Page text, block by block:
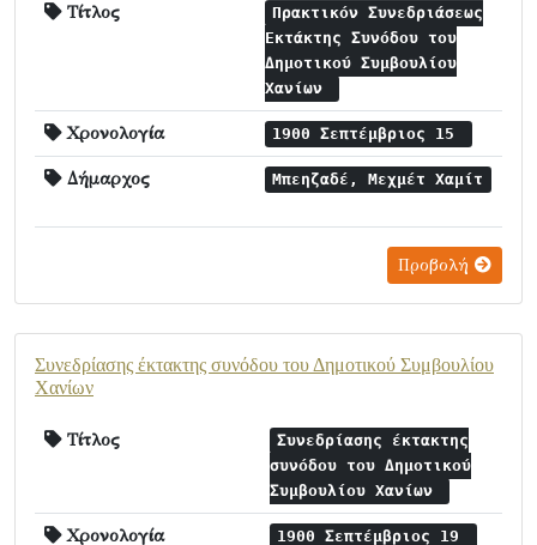
Τίτλος
Πρακτικόν Συνεδριάσεως
Εκτάκτης Συνόδου του
Δημοτικού Συμβουλίου
Χανίων
Χρονολογία 1900 Σεπτέμβριος 15
Δήμαρχος Μπεηζαδέ, Μεχμέτ Χαμίτ
Προβολή
Συνεδρίασης έκτακτης συνόδου του Δημοτικού Συμβουλίου
Χανίων
Τίτλος
Συνεδρίασης έκτακτης
συνόδου του Δημοτικού
Συμβουλίου Χανίων
Χρονολογία 1900 Σεπτέμβριος 19